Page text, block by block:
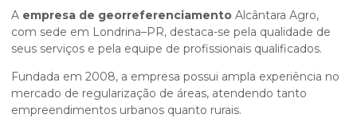
A empresa de georreferenciamento Alcântara Agro,
com sede em Londrina–PR, destaca-se pela qualidade de
seus serviços e pela equipe de profissionais qualificados.
Fundada em 2008, a empresa possui ampla experiência no
mercado de regularização de áreas, atendendo tanto
empreendimentos urbanos quanto rurais.